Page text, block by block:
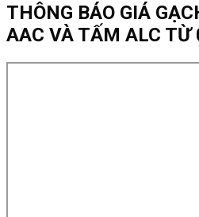
THÔNG BÁO GIÁ
AAC VÀ TẤM ALC